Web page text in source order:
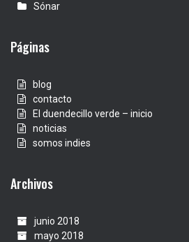
Sónar
Páginas
blog
contacto
El duendecillo verde – inicio
noticias
somos indies
Archivos
junio 2018
mayo 2018